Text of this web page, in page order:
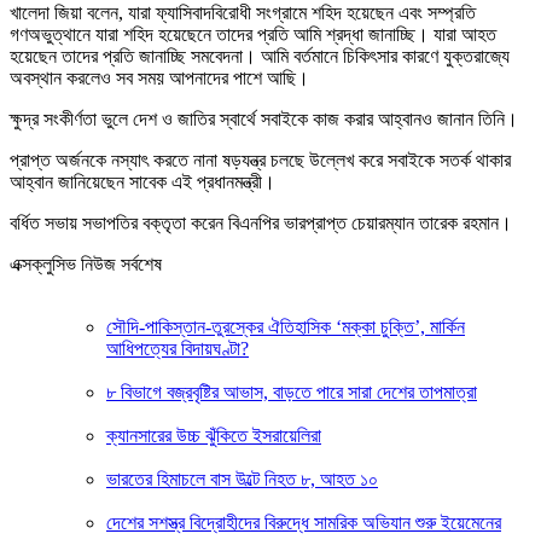
খালেদা জিয়া বলেন, যারা ফ্যাসিবাদবিরোধী সংগ্রামে শহিদ হয়েছেন এবং সম্প্রতি
গণঅভুত্থানে যারা শহিদ হয়েছেনে তাদের প্রতি আমি শ্রদ্ধা জানাচ্ছি। যারা আহত
হয়েছেন তাদের প্রতি জানাচ্ছি সমবেদনা। আমি বর্তমানে চিকিৎসার কারণে যুক্তরাজ্যে
অবস্থান করলেও সব সময় আপনাদের পাশে আছি।
ক্ষুদ্র সংকীর্ণতা ভুলে দেশ ও জাতির স্বার্থে সবাইকে কাজ করার আহ্বানও জানান তিনি।
প্রাপ্ত অর্জনকে নস্যাৎ করতে নানা ষড়যন্ত্র চলছে উল্লেখ করে সবাইকে সতর্ক থাকার
আহ্বান জানিয়েছেন সাবেক এই প্রধানমন্ত্রী।
বর্ধিত সভায় সভাপতির বক্তৃতা করেন বিএনপির ভারপ্রাপ্ত চেয়ারম্যান তারেক রহমান।
এক্সক্লুসিভ নিউজ সর্বশেষ
সৌদি-পাকিস্তান-তুরস্কের ঐতিহাসিক ‘মক্কা চুক্তি’, মার্কিন
আধিপত্যের বিদায়ঘণ্টা?
৮ বিভাগে বজ্রবৃষ্টির আভাস, বাড়তে পারে সারা দেশের তাপমাত্রা
ক্যানসারের উচ্চ ঝুঁকিতে ইসরায়েলিরা
ভারতের হিমাচলে বাস উল্টে নিহত ৮, আহত ১০
দেশের সশস্ত্র বিদ্রোহীদের বিরুদ্ধে সামরিক অভিযান শুরু ইয়েমেনের